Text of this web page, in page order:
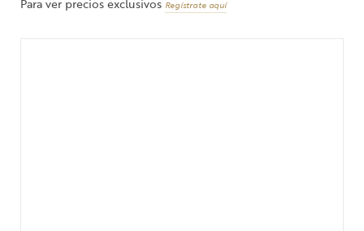
Para ver precios exclusivos Regístrate aquí